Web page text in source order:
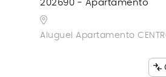
202690 - Apartamento
Aluguel Apartamento